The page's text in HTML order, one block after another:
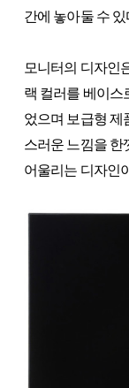
간에 놓아둘 수 있
모니터의 디자인
랙 컬러를 베이스
었으며 보급형 제
스러운 느낌을 한
어울리는 디자인